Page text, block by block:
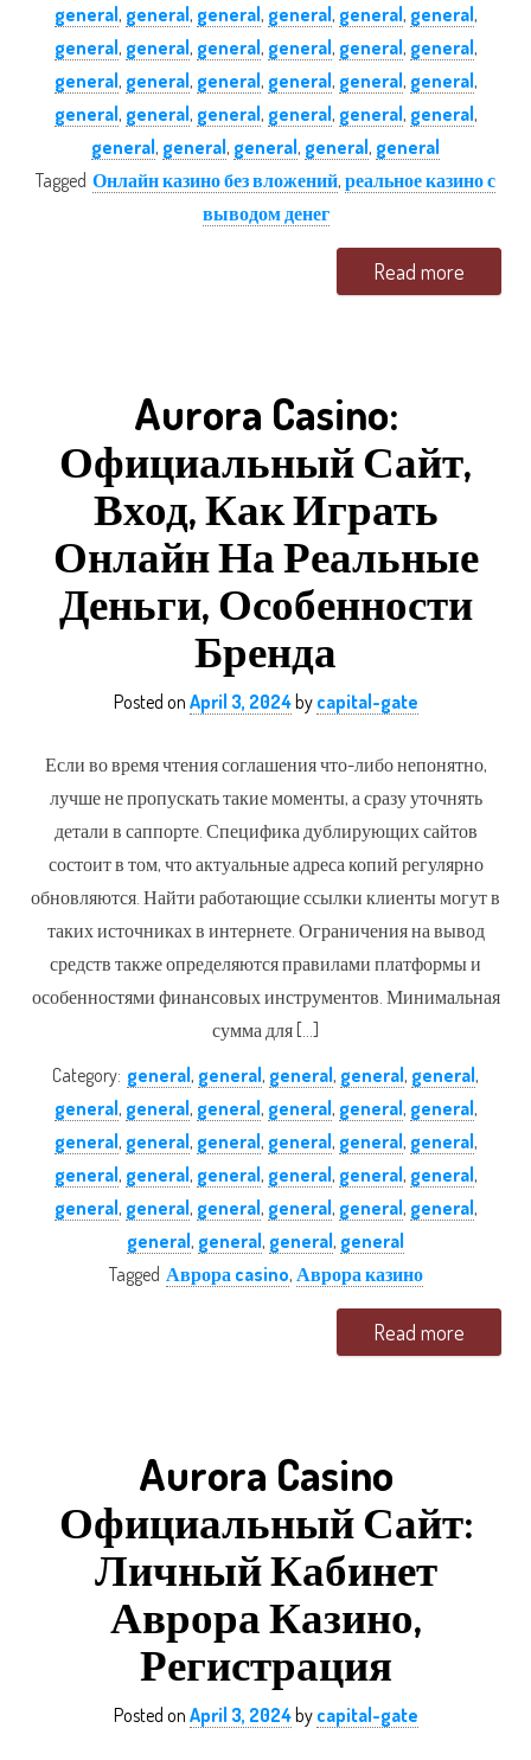
general, general, general, general, general, general,
general, general, general, general, general, general,
general, general, general, general, general, general,
general, general, general, general, general, general,
general, general, general, general, general
Tagged Онлайн казино без вложений, реальное казино с
выводом денег
Read more
Aurora Casino:
Официальный Сайт,
Вход, Как Играть
Онлайн На Реальные
Деньги, Особенности
Бренда
Posted on April 3, 2024by capital-gate
Если во время чтения соглашения что-либо непонятно,
лучше не пропускать такие моменты, а сразу уточнять
детали в саппорте. Специфика дублирующих сайтов
состоит в том, что актуальные адреса копий регулярно
обновляются. Найти работающие ссылки клиенты могут в
таких источниках в интернете. Ограничения на вывод
средств также определяются правилами платформы и
особенностями финансовых инструментов. Минимальная
сумма для […]
Category: general, general, general, general, general,
general, general, general, general, general, general,
general, general, general, general, general, general,
general, general, general, general, general, general,
general, general, general, general, general, general,
general, general, general, general
Tagged Аврора casino, Аврора казино
Read more
Aurora Casino
Официальный Сайт:
Личный Кабинет
Аврора Казино,
Регистрация
Posted on April 3, 2024by capital-gate